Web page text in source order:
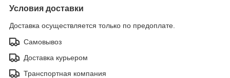
Условия доставки
Доставка осуществляется только по предоплате.
Самовывоз
Доставка курьером
Транспортная компания